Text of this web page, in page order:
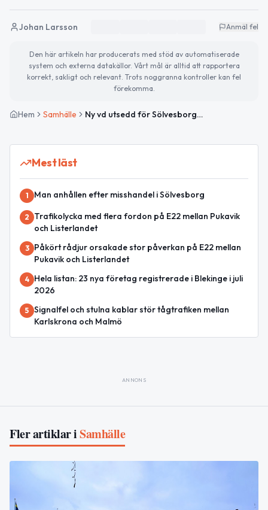
Johan Larsson Anmäl fel
Den här artikeln har producerats med stöd av automatiserade
system och externa datakällor. Vårt mål är alltid att rapportera
korrekt, sakligt och relevant. Trots noggranna kontroller kan fel
förekomma.
Hem Samhälle Ny vd utsedd för Sölvesborgs Kommunföretag AB
Mest läst
1 Man anhållen efter misshandel i Sölvesborg
2
Trafikolycka med flera fordon på E22 mellan Pukavik
och Listerlandet
3
Påkört rådjur orsakade stor påverkan på E22 mellan
Pukavik och Listerlandet
4
Hela listan: 23 nya företag registrerade i Blekinge i juli
2026
5 Signalfel och stulna kablar stör tågtrafiken mellan
Karlskrona och Malmö
ANNONS
Fler artiklar iSamhälle